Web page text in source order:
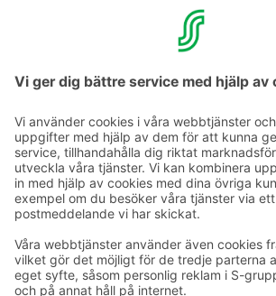
VERKSAMHETSSTÄLLEN
E-postadresser i S-gruppen finns i
förnamn.släktnamn@sok.fi
Följ oss: